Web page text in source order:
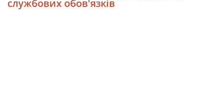
службових обов'язків